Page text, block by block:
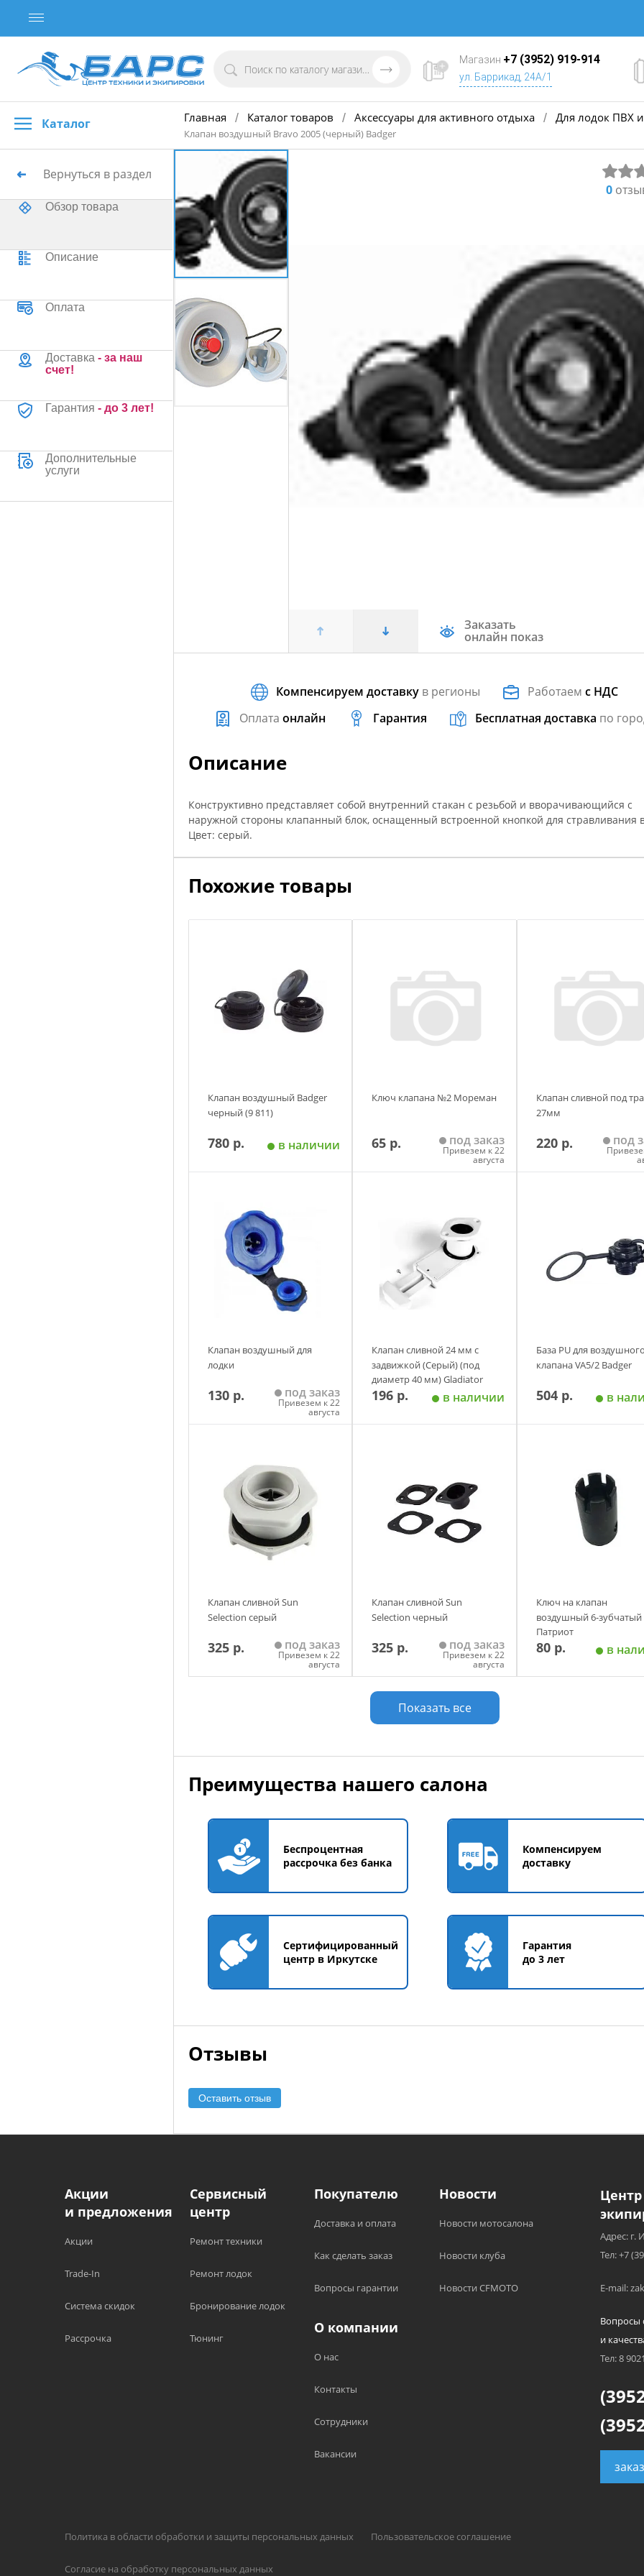
Магазин +7 (3952) 919-914
ул. Баррикад, 24А/1
Каталог Главная / Каталог товаров / Аксессуары для активного отдыха / Для лодок ПВХ и
Клапан воздушный Bravo 2005 (черный) Badger
Вернуться в раздел
Обзор товара
Описание
Оплата
Доставка - за наш
счет!
Гарантия - до 3 лет!
Дополнительные
услуги
0
Заказать
онлайн показ
Компенсируем доставку в регионы Работаемс НДС
Оплата онлайн Гарантия Бесплатная доставка по
Описание
Конструктивно представляет собой внутренний стакан с резьбой и вворачивающийся с
наружной стороны клапанный блок, оснащенный встроенной кнопкой для стравливания
Цвет: серый.
Похожие товары
Клапан воздушный Badger
черный (9 811)
780 р. в наличии
Ключ клапана №2 Мореман
65 р. под заказ
Привезем к 22
августа
Клапан сливной под
27мм
220 р. под
Клапан воздушный для
лодки
130 р. под заказ
Привезем к 22
августа
Клапан сливной 24 мм с
задвижкой (Серый) (под
диаметр 40 мм) Gladiator
196 р. в наличии
База PU для воздушного
клапана VA5/2 Badger
504 р. в
Клапан сливной Sun
Selection серый
325 р. под заказ
Привезем к 22
августа
Клапан сливной Sun
Selection черный
325 р. под заказ
Привезем к 22
августа
Добавить в корзину
Ключ на клапан
воздушный 6-зубчатый
Патриот
80 р. в
Показать все
Преимущества нашего салона
Беспроцентная
рассрочка без банка
Компенсируем
доставку
Сертифицированный
центр в Иркутске
Гарантия
до 3 лет
Отзывы
Оставить отзыв
Акции
и предложения
Акции
Trade-In
Система скидок
Рассрочка
Сервисный
центр
Ремонт техники
Ремонт лодок
Бронирование лодок
Тюнинг
Покупателю
Доставка и оплата
Как сделать заказ
Вопросы гарантии
Новости
Новости мотосалона
Новости клуба
Новости CFMOTO
О компании
О нас
Контакты
Сотрудники
Вакансии
Политика в области обработки и защиты персональных данных Пользовательское соглашение
Согласие на обработку персональных данных
Адрес: г.
Тел: +7
E-mail:
Вопросы
и
Тел: 8